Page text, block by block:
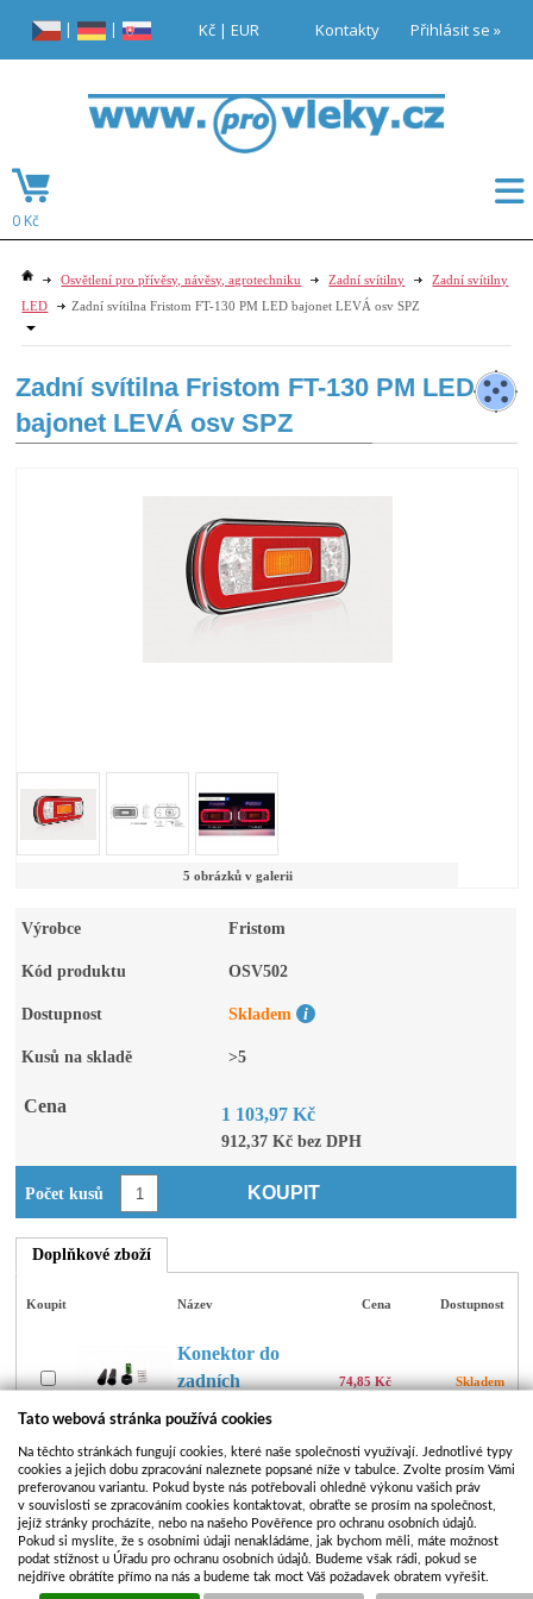
Osvětlení pro přívěsy, návěsy, agrotechniku Zadní svítilny
Zadní svítilny
LED
Zadní svítilna Fristom FT-130 PM LED bajonet LEVÁ osv SPZ
Zadní svítilna Fristom FT-130 PM LED
bajonet LEVÁ osv SPZ
5 obrázků v galerii
Výrobce Fristom
Kód produktu OSV502
Dostupnost Skladem
Kusů na skladě >5
Cena 1 103,97 Kč
912,37 Kč bez DPH
Počet kusů KOUPIT
Doplňkové zboží
Koupit Název Cena Dostupnost
Konektor do
zadních
svítilen 5pin
74,85 Kč Skladem
Zadní svítilna
Fristom FT-
130 COF
LED bajonet
PRAVÁ osv
1 103,97 Kč Skladem
Přihlásit se »
Kontakty
Kč |EUR
| |
0 Kč
Tato webová stránka používá cookies
Na těchto stránkách fungují cookies, které naše společnosti využívají. Jednotlivé typy
cookies a jejich dobu zpracování naleznete popsané níže v tabulce. Zvolte prosím Vámi
preferovanou variantu. Pokud byste nás potřebovali ohledně výkonu vašich práv
v souvislosti se zpracováním cookies kontaktovat, obraťte se prosím na společnost,
jejíž stránky procházíte, nebo na našeho Pověřence pro ochranu osobních údajů.
Pokud si myslíte, že s osobními údaji nenakládáme, jak bychom měli, máte možnost
podat stížnost u Úřadu pro ochranu osobních údajů. Budeme však rádi, pokud se
nejdříve obrátíte přímo na nás a budeme tak moct Váš požadavek obratem vyřešit.